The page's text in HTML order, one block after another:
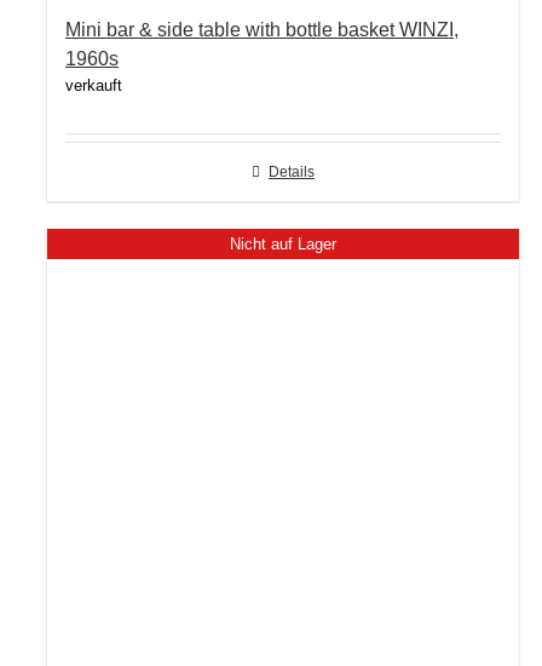
Mini bar & side table with bottle basket WINZI,
1960s
verkauft
Details
Nicht auf Lager